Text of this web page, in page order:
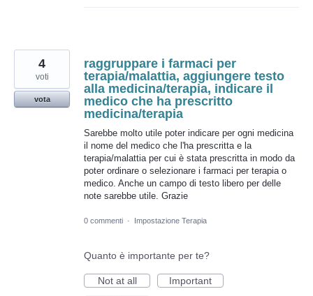
raggruppare i farmaci per
terapia/malattia, aggiungere testo
alla medicina/terapia, indicare il
medico che ha prescritto
medicina/terapia
Sarebbe molto utile poter indicare per ogni medicina
il nome del medico che l'ha prescritta e la
terapia/malattia per cui è stata prescritta in modo da
poter ordinare o selezionare i farmaci per terapia o
medico. Anche un campo di testo libero per delle
note sarebbe utile. Grazie
4
voti
vota
0 commenti · Impostazione Terapia
Quanto è importante per te?
Not at all
Important